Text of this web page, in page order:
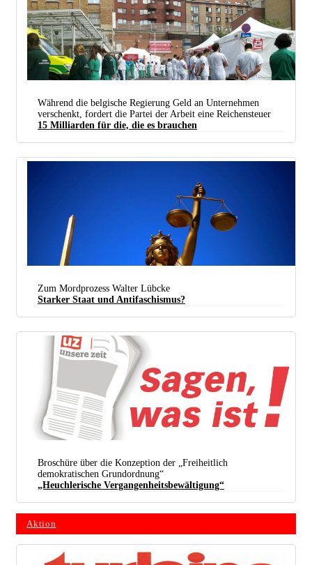
Am 16. Mai begrüßten die Mitarbeiter des Sint-Pieters-Krankenhauses in Brüssel
Premierministerin Sophie Wilmès mit einer „Hecke der Unehre“. Sie kehrten ihr den Rücken zu.
Seitdem gibt es wöchentliche Gewerkschaftsaktionen für die Verbesserung von Löhnen und
Arbeitsbedingungen in Pflegeeinrichtungen.
Während die belgische Regierung Geld an Unternehmen
verschenkt, fordert die Partei der Arbeit eine Reichensteuer
15 Milliarden für die, die es brauchen
… zur strafenden Rachegöttin mit Schwert.
Zum Mordprozess Walter Lübcke
Starker Staat und Antifaschismus?
Broschüre über die Konzeption der „Freiheitlich
demokratischen Grundordnung“
„Heuchlerische Vergangenheitsbewältigung“
Aktion